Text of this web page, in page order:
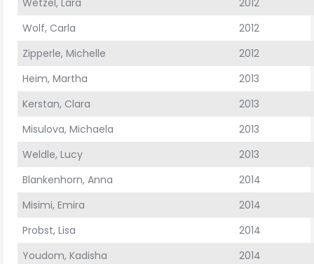
Wetzel, Lara
2012
Wolf, Carla
2012
Zipperle, Michelle
2012
Heim, Martha
2013
Kerstan, Clara
2013
Misulova, Michaela
2013
Weldle, Lucy
2013
Blankenhorn, Anna
2014
Misimi, Emira
2014
Probst, Lisa
2014
Youdom, Kadisha
2014